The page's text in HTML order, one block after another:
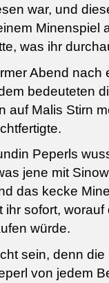
war, und
Minenspiel
was ihr
Abend nach
bedeuteten
auf Malis Stirn
Peperls
jene mit
das kecke
ihr sofort, worauf
würde.
sein, denn die
von jedem